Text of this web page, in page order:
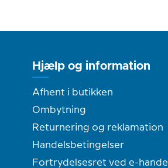
Hjælp og information
Afhent i butikken
Ombytning
Returnering og reklamation
Handelsbetingelser
Fortrydelsesret ved e-handel